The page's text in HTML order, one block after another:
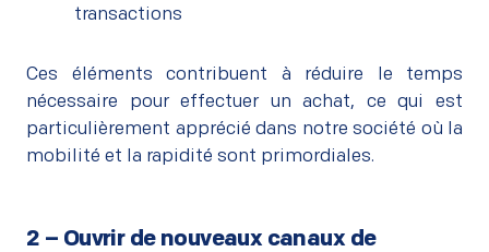
transactions
Ces éléments contribuent à réduire le temps
nécessaire pour effectuer un achat, ce qui est
particulièrement apprécié dans notre société où la
mobilité et la rapidité sont primordiales.
2 – Ouvrir de nouveaux canaux de